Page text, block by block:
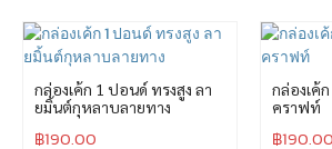
กล่องเค้ก 1 ปอนด์ ทรงสูง ลา
ยมิ้นต์กุหลาบลายทาง
฿190.00
กล่องเค้
คราฟท์
฿190.00